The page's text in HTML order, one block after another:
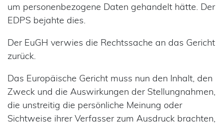
um personenbezogene Daten gehandelt hätte. Der
EDPS bejahte dies.
Der EuGH verwies die Rechtssache an das Gericht
zurück.
Das Europäische Gericht muss nun den Inhalt, den
Zweck und die Auswirkungen der Stellungnahmen,
die unstreitig die persönliche Meinung oder
Sichtweise ihrer Verfasser zum Ausdruck brachten,